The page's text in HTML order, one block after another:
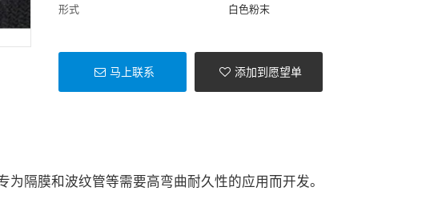
形式
白色粉末
马上联系 添加到愿望单
为隔膜和波纹管等需要高弯曲耐久性的应用而开发。